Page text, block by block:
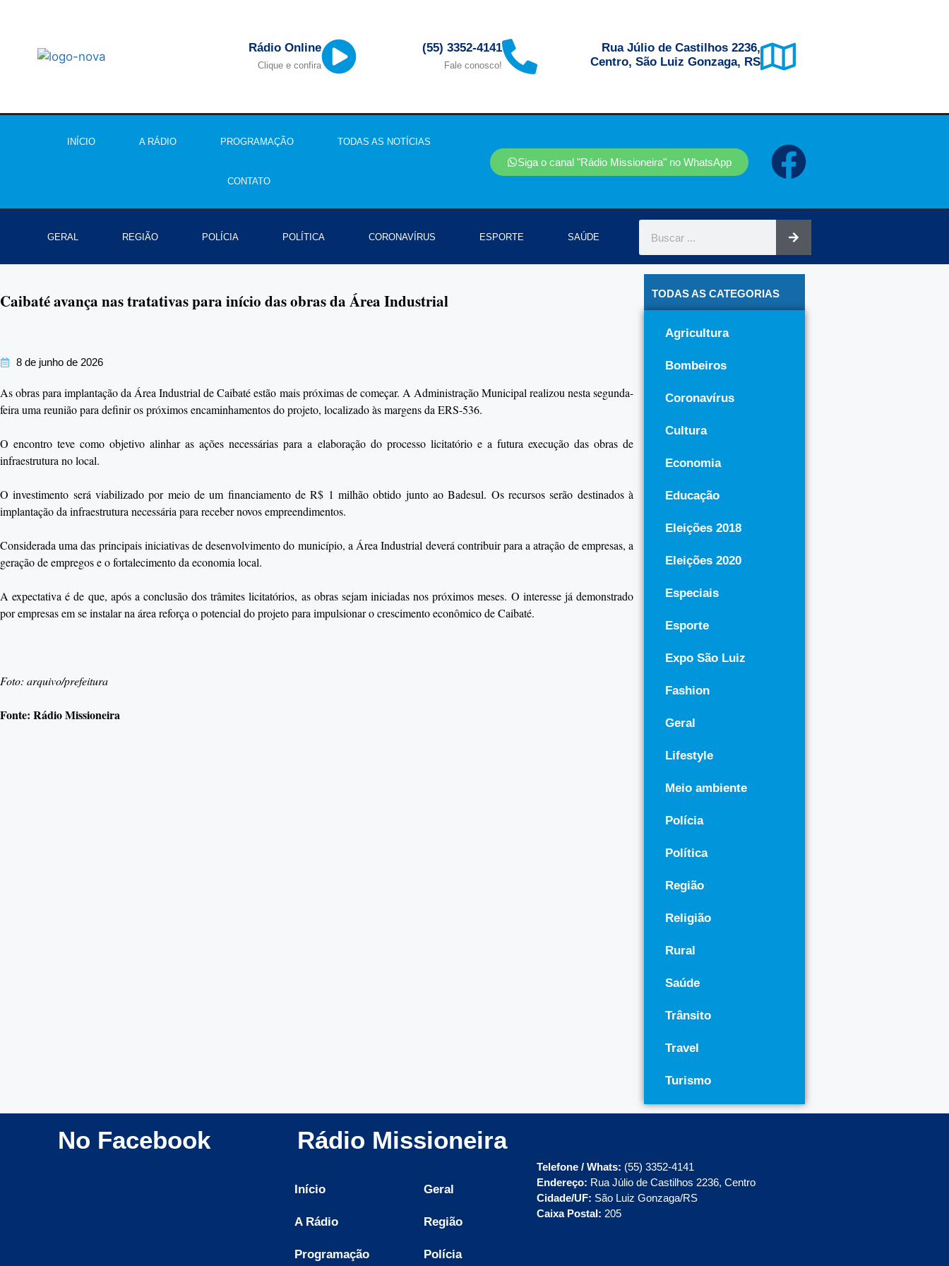
Rádio Online
Clique e confira
(55) 3352-4141
Fale conosco!
Rua Júlio de Castilhos 2236,
Centro, São Luiz Gonzaga, RS
INÍCIO A RÁDIO PROGRAMAÇÃO TODAS AS NOTÍCIAS
CONTATO
Siga o canal "Rádio Missioneira" no WhatsApp
GERAL REGIÃO POLÍCIA POLÍTICA CORONAVÍRUS ESPORTE SAÚDE
Caibaté avança nas tratativas para início das obras da Área Industrial
8 de junho de 2026
As obras para implantação da Área Industrial de Caibaté estão mais próximas de começar. A Administração Municipal realizou nesta segunda-
feira uma reunião para definir os próximos encaminhamentos do projeto, localizado às margens da ERS-536.
O encontro teve como objetivo alinhar as ações necessárias para a elaboração do processo licitatório e a futura execução das obras de
infraestrutura no local.
O investimento será viabilizado por meio de um financiamento de R$ 1 milhão obtido junto ao Badesul. Os recursos serão destinados à
implantação da infraestrutura necessária para receber novos empreendimentos.
Considerada uma das principais iniciativas de desenvolvimento do município, a Área Industrial deverá contribuir para a atração de empresas, a
geração de empregos e o fortalecimento da economia local.
A expectativa é de que, após a conclusão dos trâmites licitatórios, as obras sejam iniciadas nos próximos meses. O interesse já demonstrado
por empresas em se instalar na área reforça o potencial do projeto para impulsionar o crescimento econômico de Caibaté.
Foto: arquivo/prefeitura
Fonte: Rádio Missioneira
TODAS AS CATEGORIAS
Agricultura
Bombeiros
Coronavírus
Cultura
Economia
Educação
Eleições 2018
Eleições 2020
Especiais
Esporte
Expo São Luiz
Fashion
Geral
Lifestyle
Meio ambiente
Polícia
Política
Região
Religião
Rural
Saúde
Trânsito
Travel
Turismo
No Facebook Rádio Missioneira
Início
A Rádio
Programação
Geral
Região
Polícia
Telefone / Whats: (55) 3352-4141
Endereço: Rua Júlio de Castilhos 2236, Centro
Cidade/UF: São Luiz Gonzaga/RS
Caixa Postal: 205